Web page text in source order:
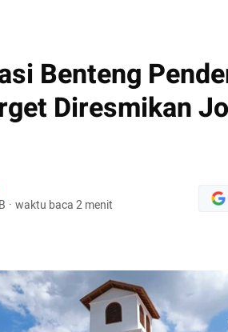
Benteng
Diresmikan
· waktu baca 2 menit